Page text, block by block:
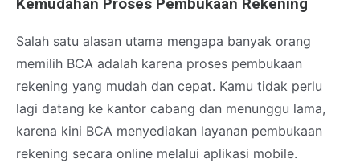
Kemudahan Proses Pembukaan Rekening
Salah satu alasan utama mengapa banyak orang
memilih BCA adalah karena proses pembukaan
rekening yang mudah dan cepat. Kamu tidak perlu
lagi datang ke kantor cabang dan menunggu lama,
karena kini BCA menyediakan layanan pembukaan
rekening secara online melalui aplikasi mobile.